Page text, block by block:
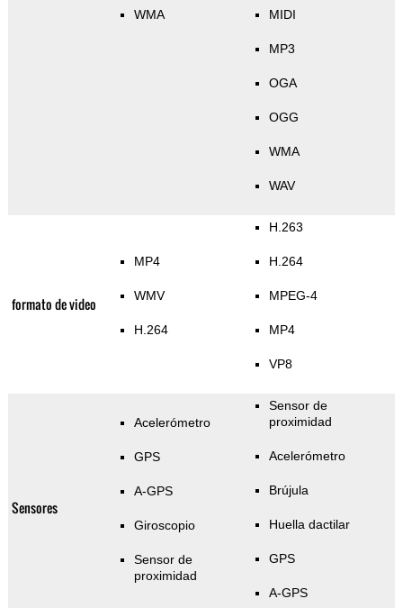
WMA MIDI
MP3
OGA
OGG
WMA
WAV
formato de video
MP4
WMV
H.264
H.263
H.264
MPEG-4
MP4
VP8
Sensores
Acelerómetro
GPS
A-GPS
Giroscopio
Sensor de
proximidad
Sensor de
proximidad
Acelerómetro
Brújula
Huella dactilar
GPS
A-GPS